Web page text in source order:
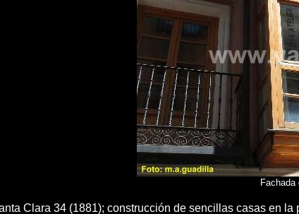
Clara 34 (1881); construcción de sencillas casas en